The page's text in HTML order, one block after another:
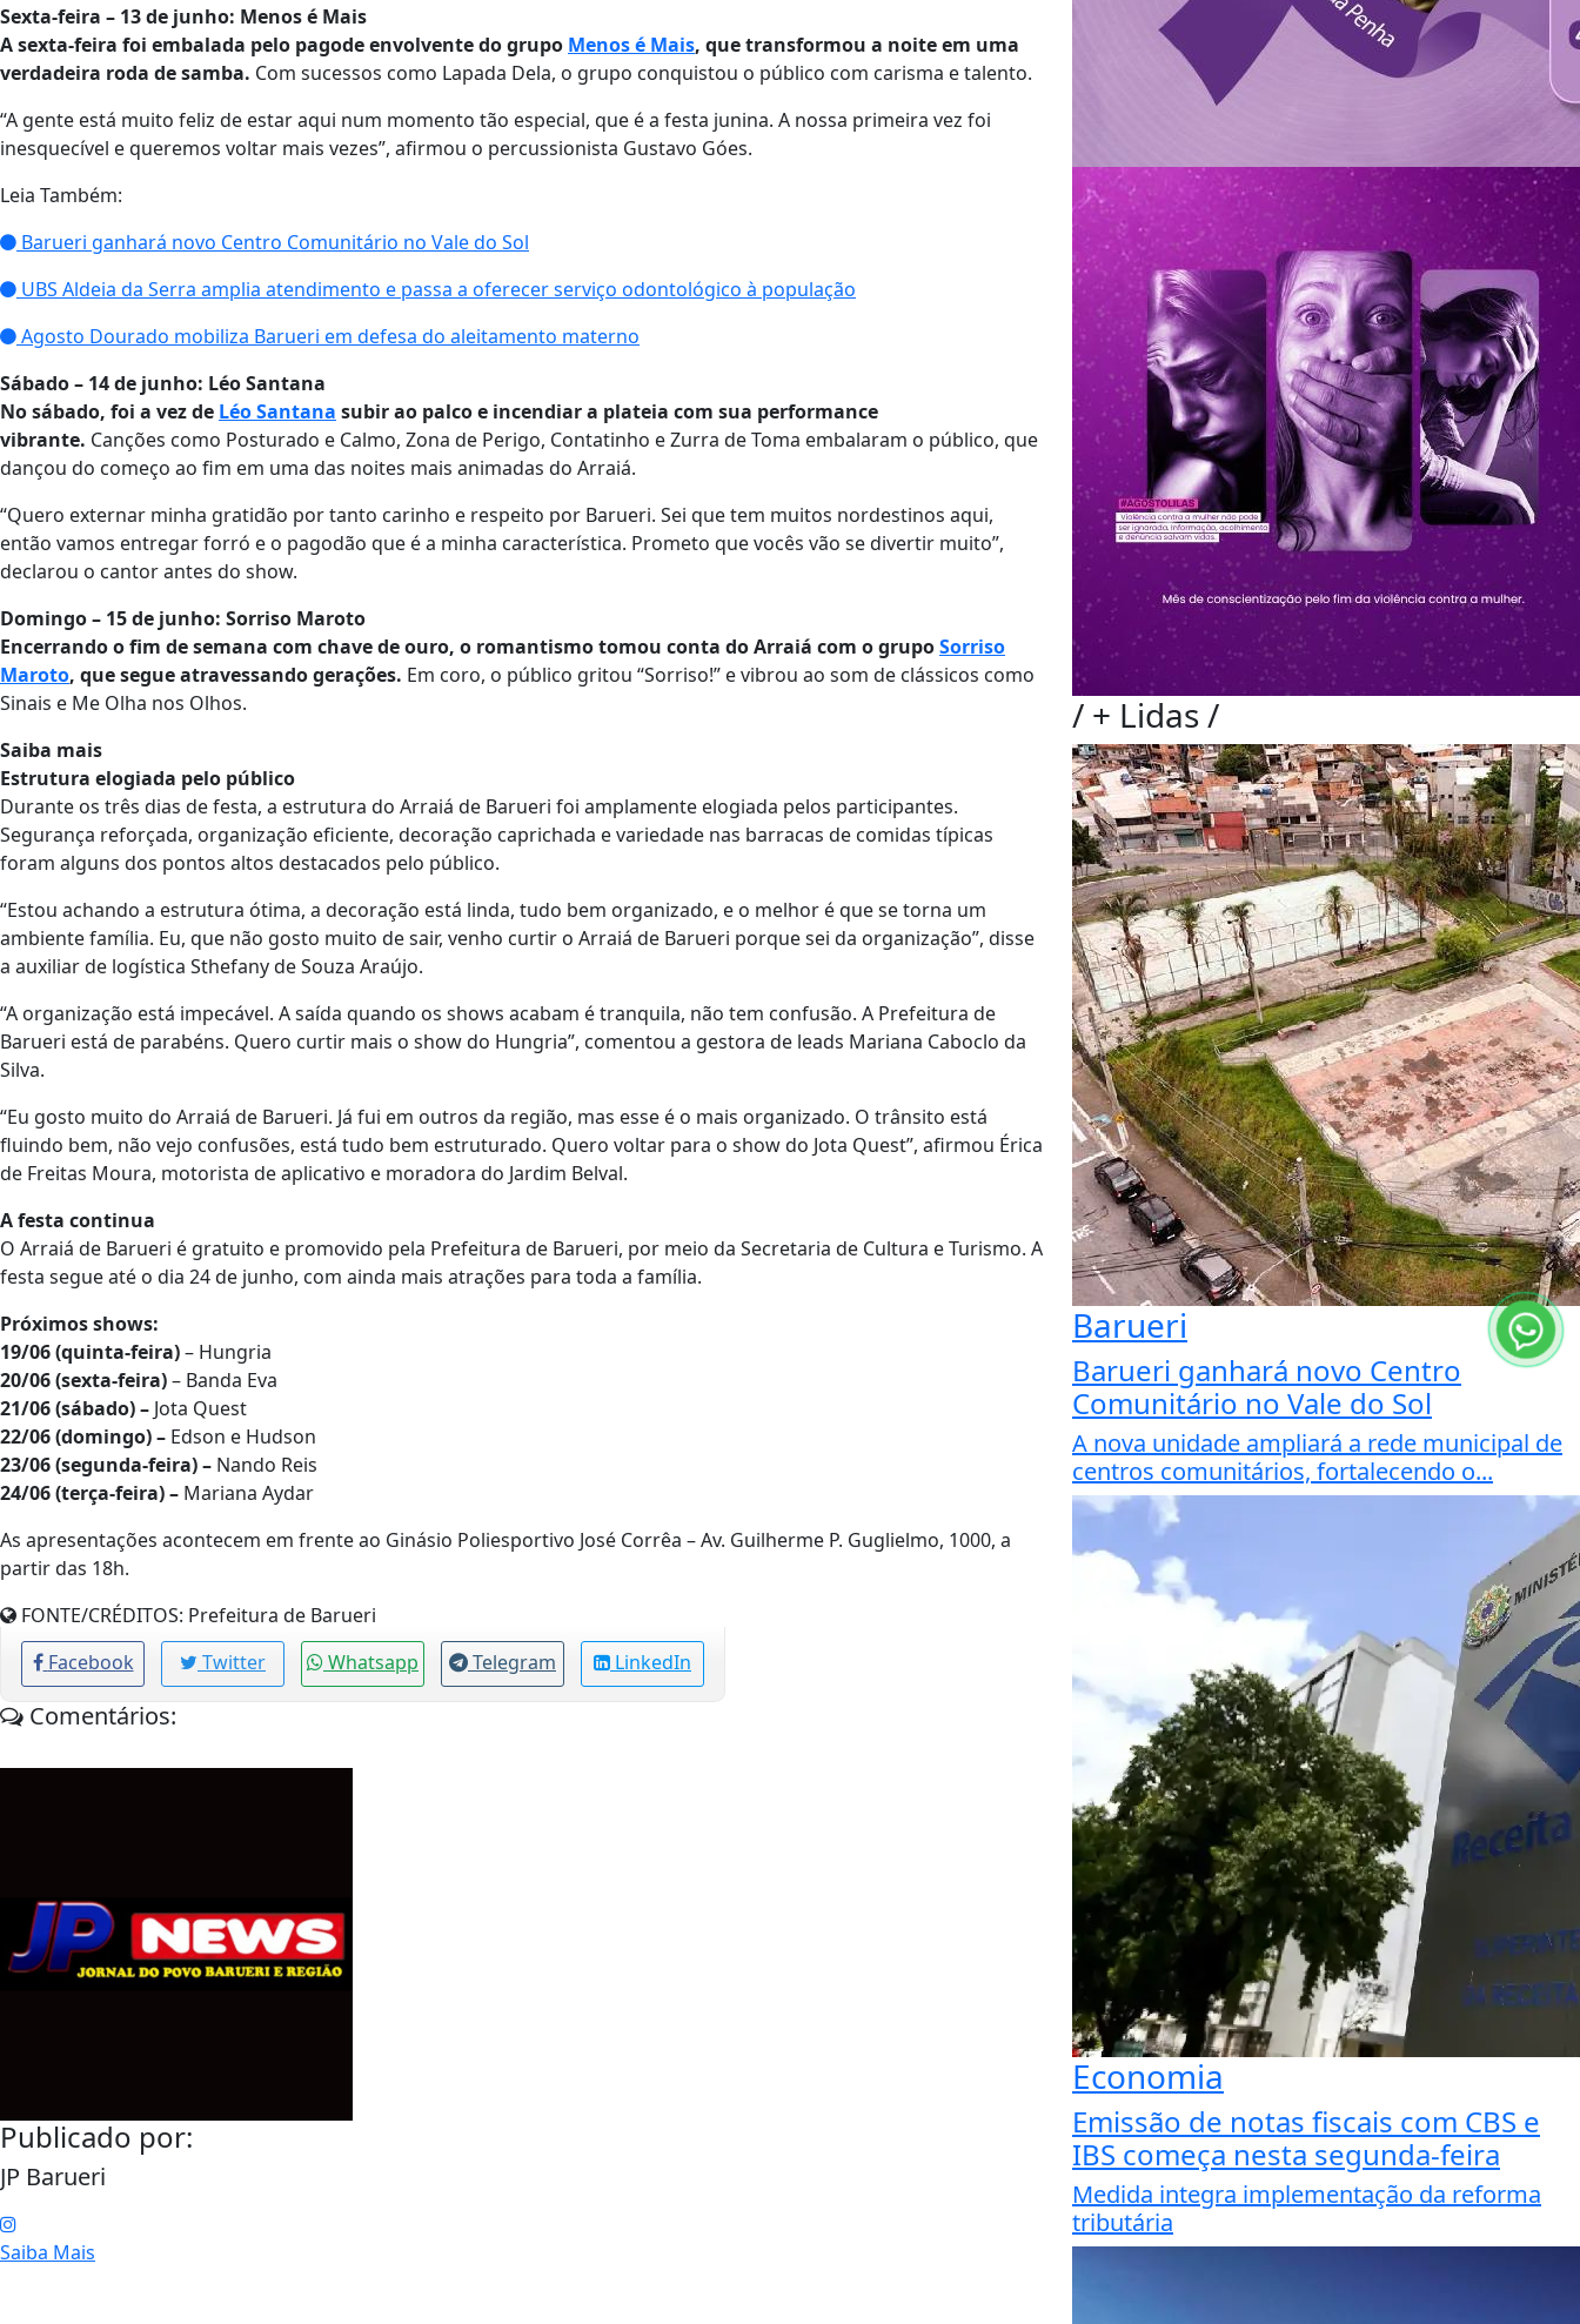
Sexta-feira – 13 de junho: Menos é Mais
A sexta-feira foi embalada pelo pagode envolvente do grupo Menos é Mais, que transformou a noite em uma
verdadeira roda de samba. Com sucessos como Lapada Dela, o grupo conquistou o público com carisma e talento.
“A gente está muito feliz de estar aqui num momento tão especial, que é a festa junina. A nossa primeira vez foi
inesquecível e queremos voltar mais vezes”, afirmou o percussionista Gustavo Góes.
Leia Também:
Barueri ganhará novo Centro Comunitário no Vale do Sol
UBS Aldeia da Serra amplia atendimento e passa a oferecer serviço odontológico à população
Agosto Dourado mobiliza Barueri em defesa do aleitamento materno
Sábado – 14 de junho: Léo Santana
No sábado, foi a vez de Léo Santana subir ao palco e incendiar a plateia com sua performance
vibrante. Canções como Posturado e Calmo, Zona de Perigo, Contatinho e Zurra de Toma embalaram o público, que
dançou do começo ao fim em uma das noites mais animadas do Arraiá.
“Quero externar minha gratidão por tanto carinho e respeito por Barueri. Sei que tem muitos nordestinos aqui,
então vamos entregar forró e o pagodão que é a minha característica. Prometo que vocês vão se divertir muito”,
declarou o cantor antes do show.
Domingo – 15 de junho: Sorriso Maroto
Encerrando o fim de semana com chave de ouro, o romantismo tomou conta do Arraiá com o grupoSorriso
Maroto, que segue atravessando gerações. Em coro, o público gritou “Sorriso!” e vibrou ao som de clássicos como
Sinais e Me Olha nos Olhos.
Saiba mais
Estrutura elogiada pelo público
Durante os três dias de festa, a estrutura do Arraiá de Barueri foi amplamente elogiada pelos participantes.
Segurança reforçada, organização eficiente, decoração caprichada e variedade nas barracas de comidas típicas
foram alguns dos pontos altos destacados pelo público.
“Estou achando a estrutura ótima, a decoração está linda, tudo bem organizado, e o melhor é que se torna um
ambiente família. Eu, que não gosto muito de sair, venho curtir o Arraiá de Barueri porque sei da organização”, disse
a auxiliar de logística Sthefany de Souza Araújo.
“A organização está impecável. A saída quando os shows acabam é tranquila, não tem confusão. A Prefeitura de
Barueri está de parabéns. Quero curtir mais o show do Hungria”, comentou a gestora de leads Mariana Caboclo da
Silva.
“Eu gosto muito do Arraiá de Barueri. Já fui em outros da região, mas esse é o mais organizado. O trânsito está
fluindo bem, não vejo confusões, está tudo bem estruturado. Quero voltar para o show do Jota Quest”, afirmou Érica
de Freitas Moura, motorista de aplicativo e moradora do Jardim Belval.
A festa continua
O Arraiá de Barueri é gratuito e promovido pela Prefeitura de Barueri, por meio da Secretaria de Cultura e Turismo. A
festa segue até o dia 24 de junho, com ainda mais atrações para toda a família.
Próximos shows:
19/06 (quinta-feira)– Hungria
20/06 (sexta-feira)– Banda Eva
21/06 (sábado) – Jota Quest
22/06 (domingo) – Edson e Hudson
23/06 (segunda-feira) – Nando Reis
24/06 (terça-feira) – Mariana Aydar
As apresentações acontecem em frente ao Ginásio Poliesportivo José Corrêa – Av. Guilherme P. Guglielmo, 1000, a
partir das 18h.
FONTE/CRÉDITOS: Prefeitura de Barueri
Facebook
Twitter Whatsapp Telegram LinkedIn
Comentários:
Publicado por:
JP Barueri
Saiba Mais
/ + Lidas/
Barueri
Barueri ganhará novo Centro
Comunitário no Vale do Sol
A nova unidade ampliará a rede municipal de
centros comunitários, fortalecendo o...
Economia
Emissão de notas fiscais com CBS e
IBS começa nesta segunda-feira
Medida integra implementação da reforma
tributária